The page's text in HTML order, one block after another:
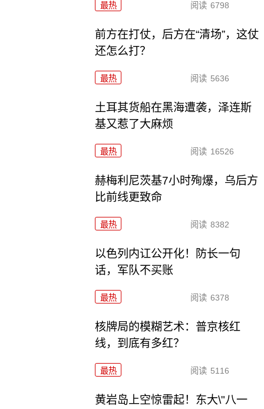
最热 阅读 6798
前方在打仗，后方在“清场”，这仗
还怎么打？
最热 阅读 5636
土耳其货船在黑海遭袭，泽连斯
基又惹了大麻烦
最热 阅读 16526
赫梅利尼茨基7小时殉爆，乌后方
比前线更致命
最热 阅读 8382
以色列内讧公开化！防长一句
话，军队不买账
最热 阅读 6378
核牌局的模糊艺术：普京核红
线，到底有多红？
最热 阅读 5116
黄岩岛上空惊雷起！东大\"八一